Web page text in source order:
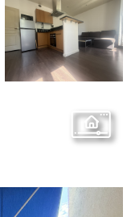
VOIR LE
BIEN